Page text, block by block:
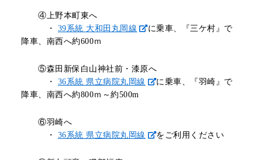
④上野本町東へ
・ 39系統 大和田丸岡線
に乗車、『三ケ村』で
降車、南西へ約600ｍ
⑤森田新保白山神社前・漆原へ
・ 36系統 県立病院丸岡線
に乗車、『羽崎』で
降車、南西へ約800ｍ～約500m
⑥羽崎へ
・ 36系統 県立病院丸岡線 をご利用ください